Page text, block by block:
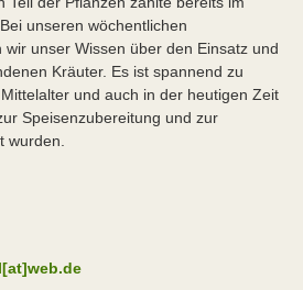
unseren wöchentlichen
unser Wissen über den Einsatz und
Kräuter. Es ist spannend zu
und auch in der heutigen Zeit
Speisenzubereitung und zur
wurden.